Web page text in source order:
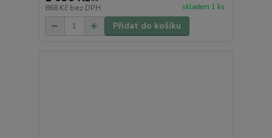
868 Kč bez DPH skladem 1 ks
Přidat do košíku